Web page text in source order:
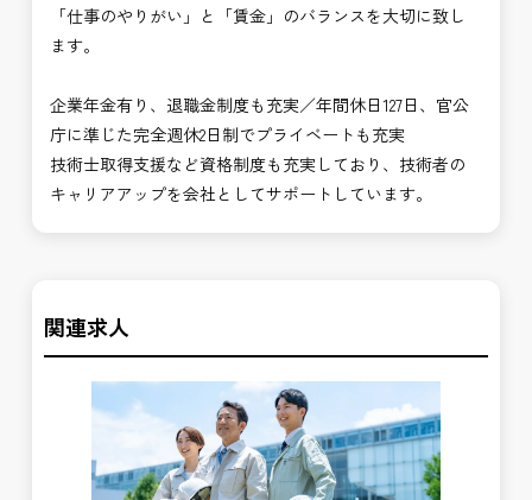
「仕事のやりがい」と「賃金」のバランスを大切に致し
ます。
企業年金有り、退職金制度も充実／年間休日127日、官公
庁に準じた完全週休2日制でプライベートも充実
技術士取得支援など資格制度も充実しており、技術者の
キャリアアップを会社としてサポートしています。
関連求人